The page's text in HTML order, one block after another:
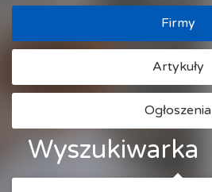
Firmy
Artykuły
Ogłoszenia
Wyszukiwarka